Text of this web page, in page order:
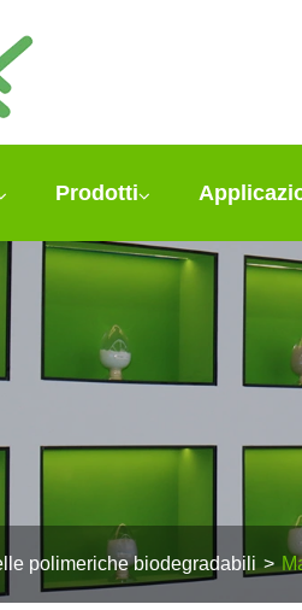
Prodotti
polimeriche biodegradabili